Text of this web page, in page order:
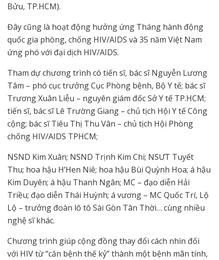
Bửu, TP.HCM).
Đây cũng là hoạt động hưởng ứng Tháng hành động
quốc gia phòng, chống HIV/AIDS và 35 năm Việt Nam
ứng phó với đại dịch HIV/AIDS.
Tham dự chương trình có tiến sĩ, bác sĩ Nguyễn Lương
Tâm – phó cục trưởng Cục Phòng bệnh, Bộ Y tế; bác sĩ
Trương Xuân Liễu – nguyên giám đốc Sở Y tế TP.HCM;
tiến sĩ, bác sĩ Lê Trường Giang – chủ tịch Hội Y tế Công
cộng; bác sĩ Tiêu Thị Thu Vân – chủ tịch Hội Phòng
chống HIV/AIDS TPHCM;
NSND Kim Xuân; NSND Trịnh Kim Chi; NSƯT Tuyết
Thu; hoa hậu H’Hen Niê; hoa hậu Bùi Quỳnh Hoa; á hậu
Kim Duyên; á hậu Thanh Ngân; MC – đạo diễn Hải
Triều; đạo diễn Thái Huỳnh; á vương – MC Quốc Trí, Lộ
Lộ – trưởng đoàn lô tô Sài Gòn Tân Thời… cùng nhiều
nghệ sĩ khác.
Chương trình giúp cộng đồng thay đổi cách nhìn đối
với HIV từ “căn bệnh thế kỷ” thành một bệnh mãn tính,